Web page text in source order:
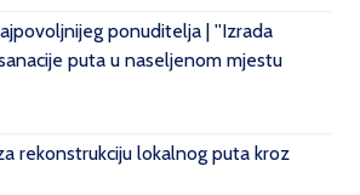
ponuditelja | ''Izrada
puta u naseljenom mjestu
rekonstrukciju lokalnog puta kroz